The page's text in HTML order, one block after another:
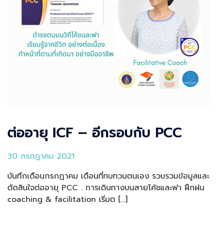
ต่ออายุ ICF – อีกรอบกับ PCC
30 กรกฎาคม 2021
บันทึกเดือนกรกฏาคม เดือนที่ทบทวนตนเอง รวบรวมข้อมูลและ
ตัดสินใจต่ออายุ PCC . การเดินทางบนสายโค้ชและฟา ฝึกฝน
coaching & facilitation เริ่มต […]